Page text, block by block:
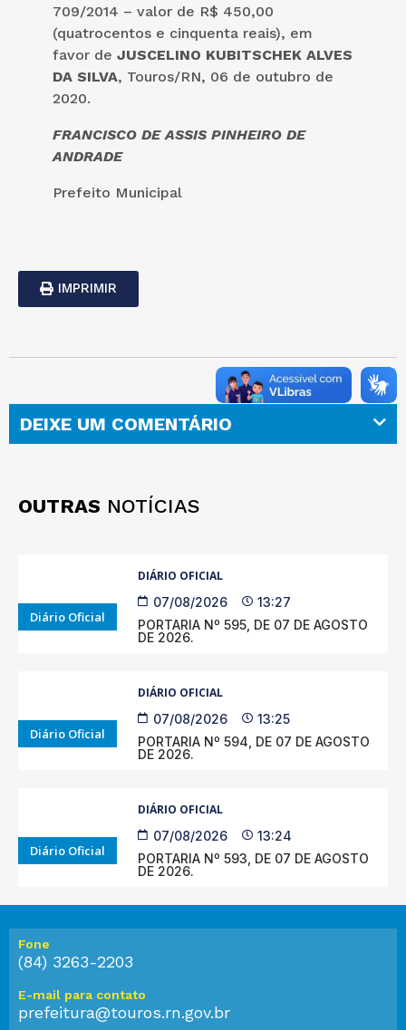
709/2014 – valor de R$ 450,00
(quatrocentos e cinquenta reais), em
favor de JUSCELINO KUBITSCHEK ALVES
DA SILVA, Touros/RN, 06 de outubro de
2020.
FRANCISCO DE ASSIS PINHEIRO DE
ANDRADE
Prefeito Municipal
IMPRIMIR
DEIXE UM COMENTÁRIO
OUTRAS NOTÍCIAS
Diário Oficial
DIÁRIO OFICIAL
07/08/2026
13:27
PORTARIA Nº 595, DE 07 DE AGOSTO
DE 2026.
Diário Oficial
DIÁRIO OFICIAL
07/08/2026
13:25
PORTARIA Nº 594, DE 07 DE AGOSTO
DE 2026.
Diário Oficial
DIÁRIO OFICIAL
07/08/2026
13:24
PORTARIA Nº 593, DE 07 DE AGOSTO
DE 2026.
Fone
(84) 3263-2203
E-mail para contato
prefeitura@touros.rn.gov.br